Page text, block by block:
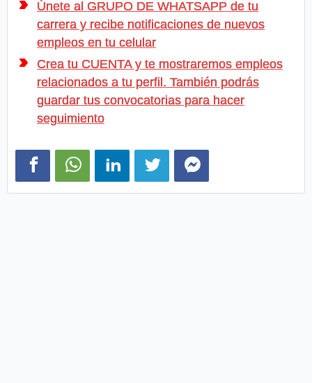
Únete al GRUPO DE WHATSAPP de tu
carrera y recibe notificaciones de nuevos
empleos en tu celular
Crea tu CUENTA y te mostraremos empleos
relacionados a tu perfil. También podrás
guardar tus convocatorias para hacer
seguimiento